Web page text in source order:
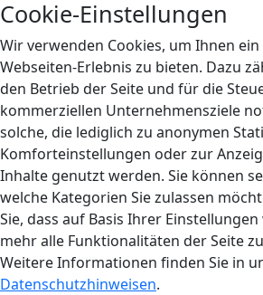
Cookie-Einstellungen
Wir verwenden Cookies, um Ihnen
Webseiten-Erlebnis zu bieten. Dazu
den Betrieb der Seite und für die
kommerziellen Unternehmensziele
solche, die lediglich zu anonymen
Komforteinstellungen oder zur
Inhalte genutzt werden. Sie können
welche Kategorien Sie zulassen
Sie, dass auf Basis Ihrer
mehr alle Funktionalitäten der Seite
Weitere Informationen finden Sie in
Datenschutzhinweisen.